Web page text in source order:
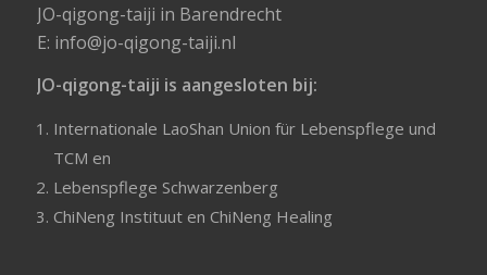
JO-qigong-taiji in Barendrecht
E: info@jo-qigong-taiji.nl
JO-qigong-taiji is aangesloten bij:
Internationale LaoShan Union für Lebenspflege und
TCM en
Lebenspflege Schwarzenberg
ChiNeng Instituuten ChiNeng Healing